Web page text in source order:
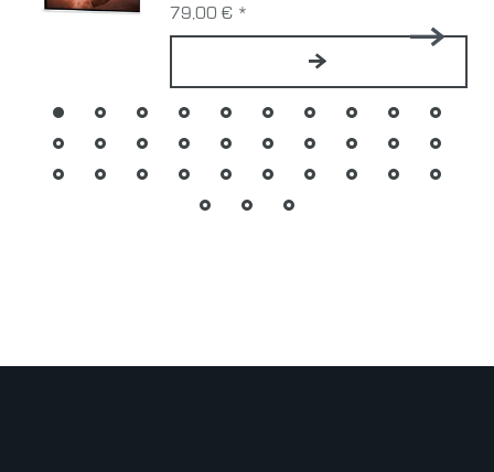
79,00 € *